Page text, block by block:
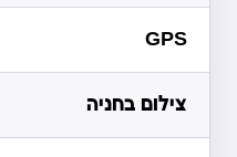
GPS
צילום בחניה